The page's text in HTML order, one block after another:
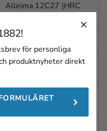
Alleima 12C27 (HRC
Polerad
Drop-point
Konkav
för personliga
produktnyheter direkt